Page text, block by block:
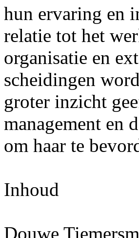
hun ervaring en
relatie tot het
organisatie en
scheidingen
groter inzicht
management en
om haar te
Inhoud
Douwe